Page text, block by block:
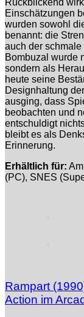
Einschätzungen
wurden sowohl
benannt: die
auch der
Bombuzal wurde
sondern als
heute seine
Designhaltung
ausging, dass
beobachten und
entschuldigt
bleibt es als
Erinnerung.
Erhältlich für:
(PC), SNES
Rampart
Action im